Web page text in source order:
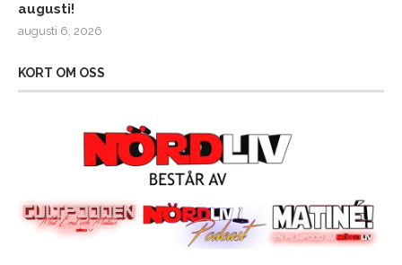
augusti!
augusti 6, 2026
KORT OM OSS